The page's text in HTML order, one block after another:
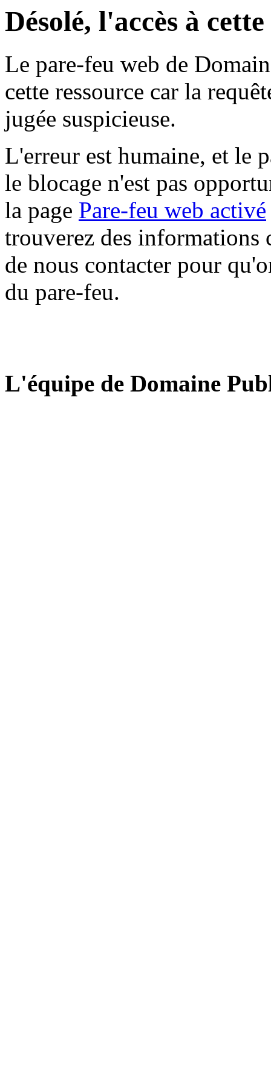
Désolé, l'accès à
Le pare-feu web de
cette ressource car la
jugée suspicieuse.
L'erreur est humaine, et le
le blocage n'est pas
la page Pare-feu web activé
trouverez des informations
de nous contacter pour
du pare-feu.
L'équipe de Domaine